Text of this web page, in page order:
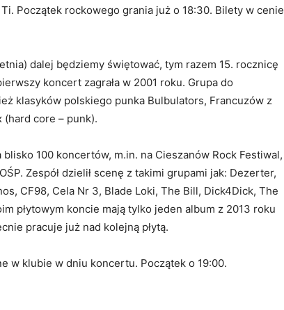
Początek rockowego grania już o 18:30. Bilety w cenie
dalej będziemy świętować, tym razem 15. rocznicę
koncert zagrała w 2001 roku. Grupa do
klasyków polskiego punka Bulbulators, Francuzów z
core – punk).
blisko 100 koncertów, m.in. na Cieszanów Rock Festiwal,
Zespół dzielił scenę z takimi grupami jak: Dezerter,
CF98, Cela Nr 3, Blade Loki, The Bill, Dick4Dick, The
płytowym koncie mają tylko jeden album z 2013 roku
pracuje już nad kolejną płytą.
w klubie w dniu koncertu. Początek o 19:00.